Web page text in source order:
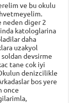
ve bu okulu
neden diger 2
katologlarina
daha
uzakyol
devsirme
tane cok iyi
denizcilikle
bos yere
once